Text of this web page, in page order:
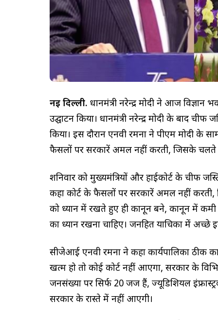
नई दिल्ली. प्रधानमंत्री नरेन्द्र मोदी ने आज
उद्घाटन किया। प्रधानमंत्री नरेन्द्र मोदी के बाद
किया। इस दौरान एनवी रमना ने पीएम मोदी के
फैसलों पर सरकारें अमल नहीं करती, जिसके चलते
शनिवार को मुख्यमंत्रियों और हाईकोर्ट के चीफ
कहा कोर्ट के फैसलों पर सरकारें अमल नहीं
को ध्यान में रखते हुए ही कानून बने, कानून में
का ध्यान रखना चाहिए। जनहित याचिका में अच्छे
सीजेआई एनवी रमना ने कहा कार्यपालिका ठीक
खत्म हो तो कोई कोर्ट नहीं आएगा, सरकार के
जनसंख्या पर सिर्फ 20 जज हैं, ज्यूडिशियल
सरकार के रास्ते में नहीं आएगी।